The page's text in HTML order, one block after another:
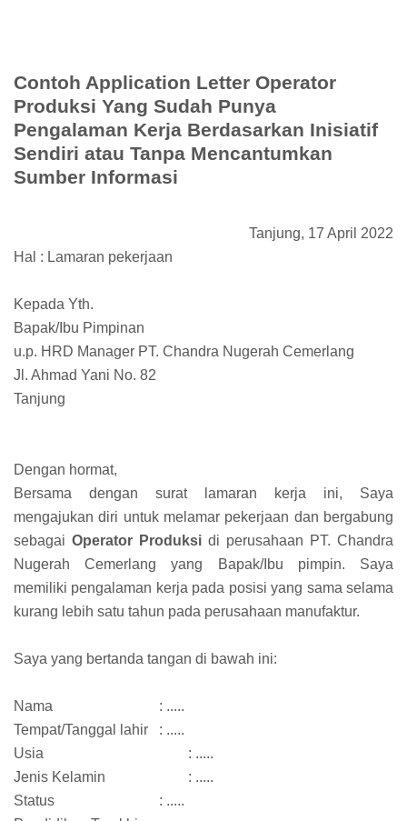
Contoh Application Letter Operator
Produksi Yang Sudah Punya
Pengalaman Kerja Berdasarkan Inisiatif
Sendiri atau Tanpa Mencantumkan
Sumber Informasi
Tanjung, 17 April 2022
Hal : Lamaran pekerjaan
Kepada Yth.
Bapak/Ibu Pimpinan
u.p. HRD Manager PT. Chandra Nugerah Cemerlang
Jl. Ahmad Yani No. 82
Tanjung
Dengan hormat,
Bersama dengan surat lamaran kerja ini, Saya
mengajukan diri untuk melamar pekerjaan dan bergabung
sebagai Operator Produksi di perusahaan PT. Chandra
Nugerah Cemerlang yang Bapak/Ibu pimpin. Saya
memiliki pengalaman kerja pada posisi yang sama selama
kurang lebih satu tahun pada perusahaan manufaktur.
Saya yang bertanda tangan di bawah ini:
Nama
: .....
Tempat/Tanggal lahir
: .....
Usia
: .....
Jenis Kelamin
: .....
Status
: .....